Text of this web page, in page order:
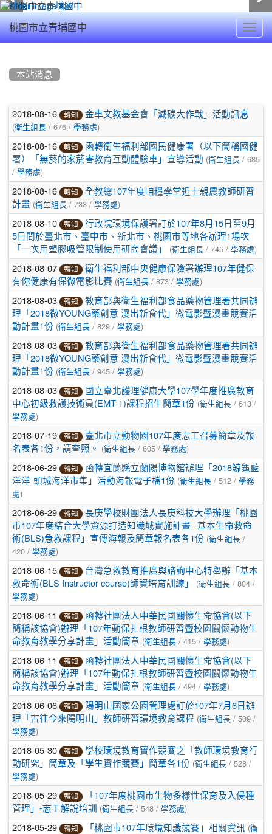
桃園市立青埔國中
本站消息
文
章
列
表
2018-08-16 轉知 金車文教基金會「減碳大作戰」活動訊息
(衛生組長 / 676 / 學務處)
2018-08-16 轉知
函轉衛生福利部國民健康署（以下簡稱國健
署）「無菸的家菸害教育互動體驗車」宣導活動 (衛生組長 / 685
/ 學務處)
2018-08-16 轉知
全教總107年度咱糧學堂近土親農教師研習
計畫 (衛生組長 / 733 / 學務處)
2018-08-10 轉知
行政院環境保護署訂於107年8月15日至9月
5日間於臺北市、臺中市、新北市、桃園市等地各辦理1場次
「一次用塑膠吸管限制使用研商會議」
(衛生組長 / 745 / 學務處)
2018-08-07 轉知
衛生福利部中央健康保險署辦理107年健保
有你健康有保微電影比賽 (衛生組長 / 873 / 學務處)
2018-08-03 轉知
教育部與衛生福利部食品藥物管理署共同辦
理「2018微YOUNG藥創意 漫出新食代」微電影暨漫畫競賽活
動計畫1份 (衛生組長 / 829 / 學務處)
2018-08-03 轉知
教育部與衛生福利部食品藥物管理署共同辦
理「2018微YOUNG藥創意 漫出新食代」微電影暨漫畫競賽活
動計畫1份 (衛生組長 / 945 / 學務處)
2018-08-03 轉知
國立臺北護理健康大學107學年度推廣教育
中心初級救護技術員(EMT-1)課程招生簡章1份 (衛生組長 / 613 /
學務處)
2018-07-19 轉知
臺北市立動物園107年度志工召募簡章及報
名表各1份，請查照。
(衛生組長 / 605 / 學務處)
2018-06-29 轉知
函轉宜蘭縣立蘭陽博物館辦理「2018鯨龜藍
洋洋-頭城海洋市集」活動海報電子檔1份 (衛生組長 / 512 / 學務
處)
2018-06-29 轉知
長庚學校財團法人長庚科技大學辦理「桃園
市107年度結合大學資源打造知識城實施計畫─基本生命救命
術(BLS)急救課程」宣傳海報及簡章報名表各1份 (衛生組長 /
420 / 學務處)
2018-06-15 轉知
台灣急救教育推廣與諮詢中心特舉辦「基本
救命術(BLS Instructor course)師資培育訓練」
(衛生組長 / 804 /
學務處)
2018-06-11 轉知
函轉社團法人中華民國關懷生命協會(以下
簡稱該協會)辦理「107年動保扎根教師研習暨校園關懷動物生
命教育教學分享計畫」活動簡章 (衛生組長 / 415 / 學務處)
2018-06-11 轉知
函轉社團法人中華民國關懷生命協會(以下
簡稱該協會)辦理「107年動保扎根教師研習暨校園關懷動物生
命教育教學分享計畫」活動簡章 (衛生組長 / 494 / 學務處)
2018-06-06 轉知
陽明山國家公園管理處訂於107年7月6日辦
理「古往今來陽明山」教師研習環境教育課程 (衛生組長 / 509 /
學務處)
2018-05-30 轉知
學校環境教育實作競賽之「教師環境教育行
動研究」簡章及「學生實作競賽」簡章各1份 (衛生組長 / 528 /
學務處)
2018-05-29 轉知
「107年度桃園市生物多樣性保育及入侵種
管理」-志工解說培訓
(衛生組長 / 548 / 學務處)
2018-05-29 轉知 「桃園市107年環境知識競賽」相關資訊 (衛